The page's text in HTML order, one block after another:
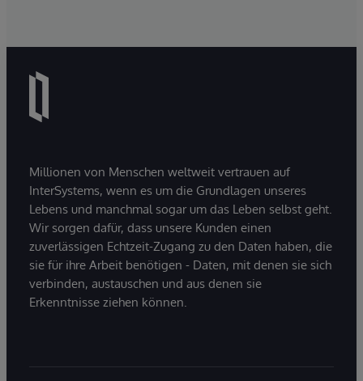
Millionen von Menschen weltweit vertrauen auf
InterSystems, wenn es um die Grundlagen unseres
Lebens und manchmal sogar um das Leben selbst geht.
Wir sorgen dafür, dass unsere Kunden einen
zuverlässigen Echtzeit-Zugang zu den Daten haben, die
sie für ihre Arbeit benötigen - Daten, mit denen sie sich
verbinden, austauschen und aus denen sie
Erkenntnisse ziehen können.